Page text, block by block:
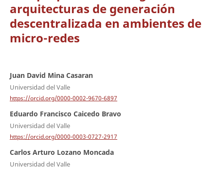
arquitecturas de generación
descentralizada en ambientes de
micro-redes
Juan David Mina Casaran
Universidad del Valle
https://orcid.org/0000-0002-9670-6897
Eduardo Francisco Caicedo Bravo
Universidad del Valle
https://orcid.org/0000-0003-0727-2917
Carlos Arturo Lozano Moncada
Universidad del Valle